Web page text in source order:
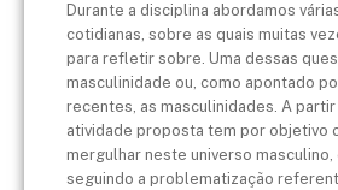
Durante a disciplina abordamos
cotidianas, sobre as quais muitas
para refletir sobre. Uma dessas
masculinidade ou, como apontado
recentes, as masculinidades. A
atividade proposta tem por objetivo
mergulhar neste universo
seguindo a problematização